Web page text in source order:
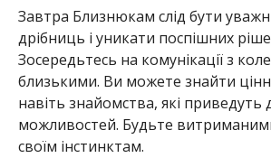
Завтра Близнюкам слід бути
дрібниць і уникати поспішних
Зосередьтесь на комунікації з
близькими. Ви можете знайти
навіть знайомства, які приведуть
можливостей. Будьте
своїм інстинктам.